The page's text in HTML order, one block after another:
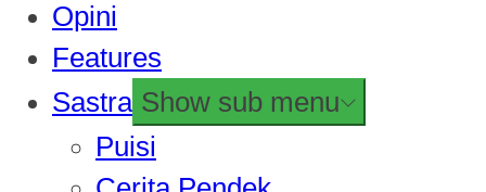
Opini
Features
Sastra Show sub menu
Puisi